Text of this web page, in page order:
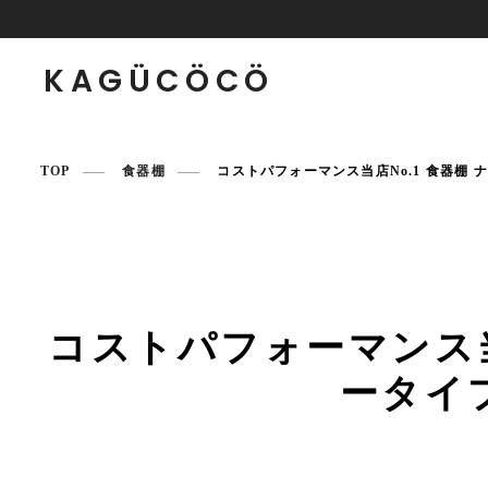
KAGÜCÖCÖ
TOP 食器棚 コストパフォーマンス当店No.1 食器棚
コストパフォーマン
ータイ